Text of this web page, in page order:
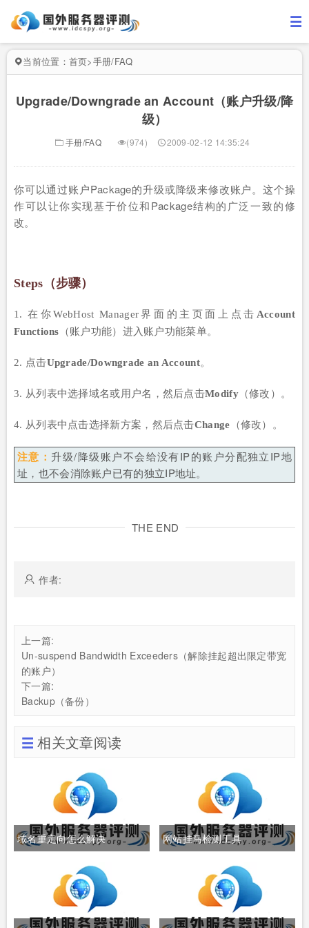
当前位置： 首页>手册/FAQ
Upgrade/Downgrade an Account（账户升级/降
级）
手册/FAQ (974) 2009-02-12 14:35:24
你可以通过账户Package的升级或降级来修改账户。这个操
作可以让你实现基于价位和Package结构的广泛一致的修
改。
Steps（步骤）
1. 在你WebHost Manager界面的主页面上点击 Account
Functions （账户功能）进入账户功能菜单。
2. 点击Upgrade/Downgrade an Account。
3. 从列表中选择域名或用户名，然后点击Modify（修改）。
4. 从列表中点击选择新方案，然后点击Change （修改）。
注意： 升级/降级账户不会给没有IP的账户分配独立IP地
址，也不会消除账户已有的独立IP地址。
THE END
作者:
上一篇:
Un-suspend Bandwidth Exceeders（解除挂起超出限定带宽
的账户）
下一篇:
Backup（备份）
相关文章阅读
域名重定向怎么解决 网站挂马检测工具